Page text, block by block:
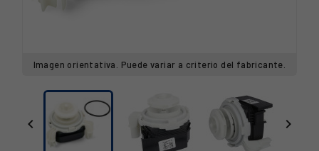
Imagen orientativa. Puede variar a criterio del fabricante.
 